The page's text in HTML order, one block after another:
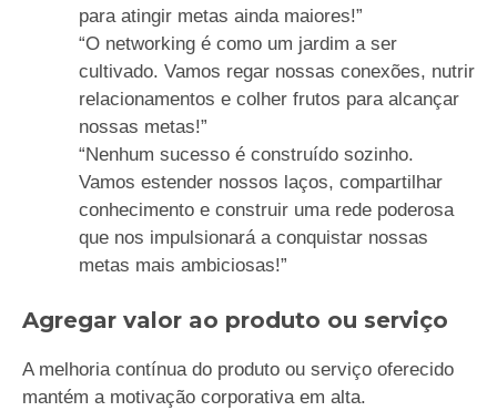
para atingir metas ainda maiores!”
“O networking é como um jardim a ser
cultivado. Vamos regar nossas conexões, nutrir
relacionamentos e colher frutos para alcançar
nossas metas!”
“Nenhum sucesso é construído sozinho.
Vamos estender nossos laços, compartilhar
conhecimento e construir uma rede poderosa
que nos impulsionará a conquistar nossas
metas mais ambiciosas!”
Agregar valor ao produto ou serviço
A melhoria contínua do produto ou serviço oferecido
mantém a motivação corporativa em alta.